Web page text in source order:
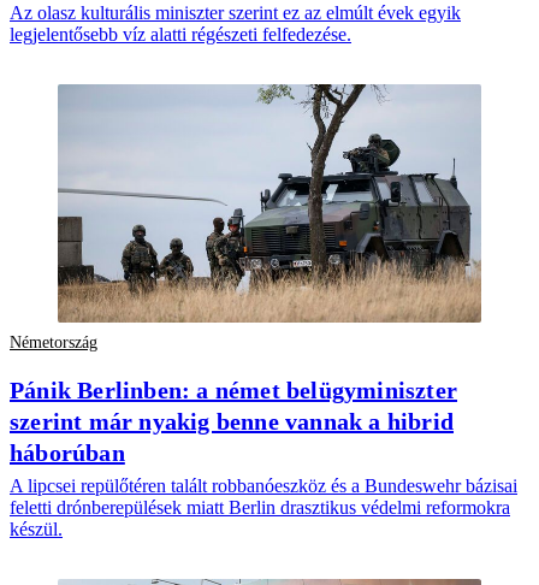
Az olasz kulturális miniszter szerint ez az elmúlt évek egyik
legjelentősebb víz alatti régészeti felfedezése.
Németország
Pánik Berlinben: a német belügyminiszter
szerint már nyakig benne vannak a hibrid
háborúban
A lipcsei repülőtéren talált robbanóeszköz és a Bundeswehr bázisai
feletti drónberepülések miatt Berlin drasztikus védelmi reformokra
készül.